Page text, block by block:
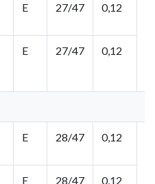
E 27/47 0,12
E 27/47 0,12
E 28/47 0,12
E 28/47 0,12